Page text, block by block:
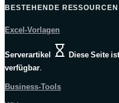
BESTEHENDE RESSOURCEN
Excel-Vorlagen
Serverartikel
Diese Seite
verfügbar.
Business-Tools